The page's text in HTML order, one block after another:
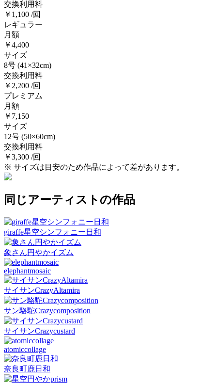
交換利用料
￥1,100 /回
レギュラー
月額
￥4,400
サイズ
8号 (41×32cm)
交換利用料
￥2,200 /回
プレミアム
月額
￥7,150
サイズ
12号 (50×60cm)
交換利用料
￥3,300 /回
※ サイズは目安のため作品によって差があります。
同じアーティストの作品
giraffe星空シンフォニー日和
象さん円やかイズム
elephantmosaic
サイサンCrazyAltamira
サン駱駝Crazycomposition
サイサンCrazycustard
atomiccollage
奈良町鹿日和